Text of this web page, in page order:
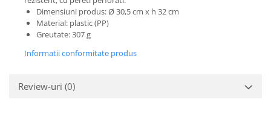
Dimensiuni produs: Ø 30,5 cm x h 32 cm
Material: plastic (PP)
Greutate: 307 g
Informatii conformitate produs
Review-uri (0)